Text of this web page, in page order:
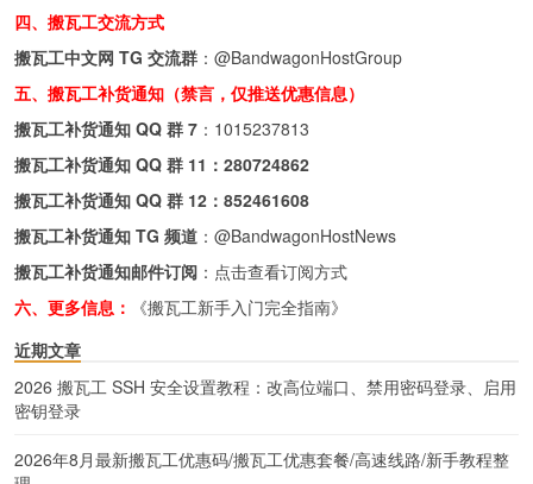
四、搬瓦工交流方式
搬瓦工中文网 TG 交流群 ： @BandwagonHostGroup
五、搬瓦工补货通知（禁言，仅推送优惠信息）
搬瓦工补货通知 QQ 群 7 ： 1015237813
搬瓦工补货通知 QQ 群 11： 280724862
搬瓦工补货通知 QQ 群 12： 852461608
搬瓦工补货通知 TG 频道 ： @BandwagonHostNews
搬瓦工补货通知邮件订阅 ： 点击查看订阅方式
六、更多信息：
《搬瓦工新手入门完全指南》
近期文章
2026 搬瓦工 SSH 安全设置教程：改高位端口、禁用密码登录、启用
密钥登录
2026年8月最新搬瓦工优惠码/搬瓦工优惠套餐/高速线路/新手教程整